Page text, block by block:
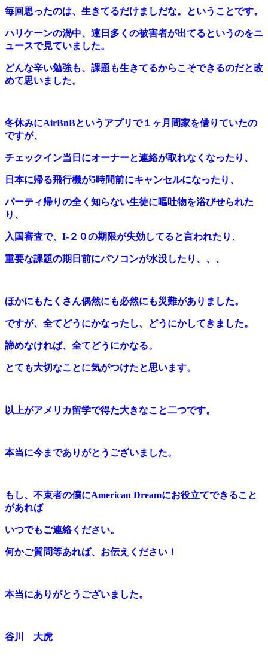
毎回思ったのは、生きてるだけましだな。ということです。
ハリケーンの渦中、連日多くの被害者が出てるというのをニ
ュースで見ていました。
どんな辛い勉強も、課題も生きてるからこそできるのだと改
めて思いました。
冬休みにAirBnBというアプリで１ヶ月間家を借りていたの
ですが、
チェックイン当日にオーナーと連絡が取れなくなったり、
日本に帰る飛行機が5時間前にキャンセルになったり、
パーティ帰りの全く知らない生徒に嘔吐物を浴びせられた
り、
入国審査で、I-２０の期限が失効してると言われたり、
重要な課題の期日前にパソコンが水没したり、、、
ほかにもたくさん偶然にも必然にも災難がありました。
ですが、全てどうにかなったし、どうにかしてきました。
諦めなければ、全てどうにかなる。
とても大切なことに気がつけたと思います。
以上がアメリカ留学で得た大きなこと二つです。
本当に今までありがとうございました。
もし、不束者の僕にAmerican Dreamにお役立てできること
があれば
いつでもご連絡ください。
何かご質問等あれば、お伝えください！
本当にありがとうございました。
谷川 大虎